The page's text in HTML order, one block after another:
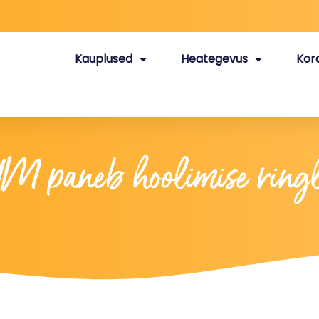
Kauplused Heategevus
paneb hoolimise